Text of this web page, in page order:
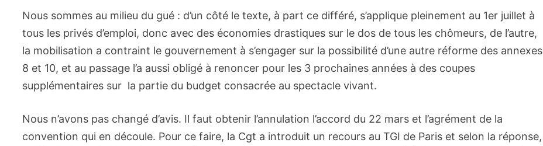
Nous sommes au milieu du gué : d’un côté le texte, à part ce différé, s’applique pleinement au 1er juillet à
tous les privés d’emploi, donc avec des économies drastiques sur le dos de tous les chômeurs, de l’autre,
la mobilisation a contraint le gouvernement à s’engager sur la possibilité d’une autre réforme des annexes
8 et 10, et au passage l’a aussi obligé à renoncer pour les 3 prochaines années à des coupes
supplémentaires sur la partie du budget consacrée au spectacle vivant.
Nous n’avons pas changé d’avis. Il faut obtenir l’annulation l’accord du 22 mars et l’agrément de la
convention qui en découle. Pour ce faire, la Cgt a introduit un recours au TGI de Paris et selon la réponse,